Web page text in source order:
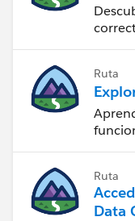
Ruta
Ruta
Data